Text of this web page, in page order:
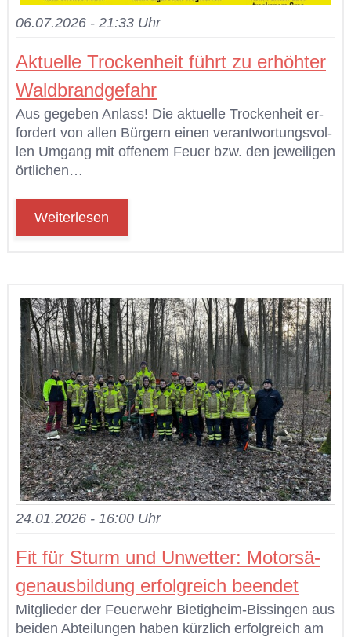
06.07.2026 - 21:33 Uhr
Ak­tu­el­le Tro­cken­heit führt zu er­höh­ter
Wald­brand­ge­fahr
Aus ge­ge­ben An­lass! Die ak­tu­el­le Tro­cken­heit er­
for­dert von al­len Bür­gern ei­nen ver­ant­wor­tungs­vol­
len Um­gang mit of­fe­nem Feu­er bzw. den je­wei­li­gen
ört­li­chen…
Weiterlesen
24.01.2026 - 16:00 Uhr
Fit für Sturm und Un­wet­ter: Mo­tor­sä­
gen­aus­bil­dung er­folg­reich be­en­det
Mit­glie­der der Feu­er­wehr Bie­tig­heim-Bis­sin­gen aus
bei­den Ab­tei­lun­gen ha­ben kürz­lich er­folg­reich am